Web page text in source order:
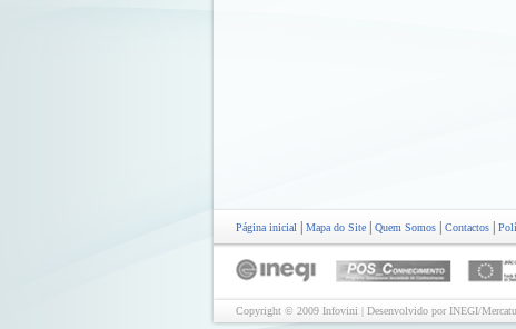
Página inicial Mapa do Site Quem Somos Contactos
Copyright © 2009 Infovini | Desenvolvido por INEGI/